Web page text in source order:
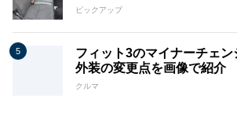
ピックアップ
フィット3のマイナーチェン
外装の変更点を画像で紹介
クルマ